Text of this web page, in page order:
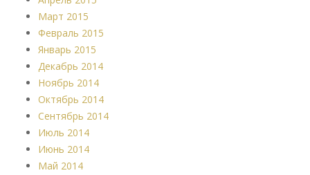
Март 2015
Февраль 2015
Январь 2015
Декабрь 2014
Ноябрь 2014
Октябрь 2014
Сентябрь 2014
Июль 2014
Июнь 2014
Май 2014